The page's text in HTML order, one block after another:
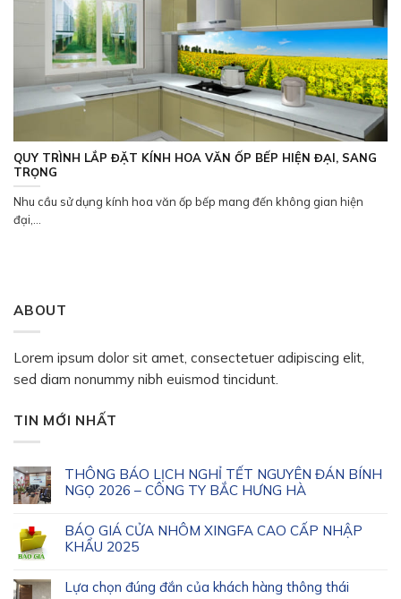
QUY TRÌNH LẮP ĐẶT KÍNH HOA VĂN ỐP BẾP HIỆN ĐẠI, SANG
TRỌNG
Nhu cầu sử dụng kính hoa văn ốp bếp mang đến không gian hiện
đại,...
ABOUT
Lorem ipsum dolor sit amet, consectetuer adipiscing elit,
sed diam nonummy nibh euismod tincidunt.
TIN MỚI NHẤT
THÔNG BÁO LỊCH NGHỈ TẾT NGUYÊN ĐÁN BÍNH
NGỌ 2026 – CÔNG TY BẮC HƯNG HÀ
BÁO GIÁ CỬA NHÔM XINGFA CAO CẤP NHẬP
KHẨU 2025
Lựa chọn đúng đắn của khách hàng thông thái